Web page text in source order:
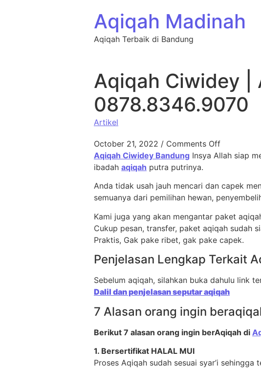
Aqiqah Madinah
Aqiqah Terbaik di Bandung
Aqiqah Ciwidey |
0878.8346.9070
Artikel
October 21, 2022 / Comments Off
Aqiqah Ciwidey Bandung Insya Allah siap
ibadah aqiqah putra putrinya.
Anda tidak usah jauh mencari dan capek
semuanya dari pemilihan hewan,
Kami juga yang akan mengantar paket
Cukup pesan, transfer, paket aqiqah sudah
Praktis, Gak pake ribet, gak pake capek.
Penjelasan Lengkap Terkait
Sebelum aqiqah, silahkan buka dahulu link
Dalil dan penjelasan seputar aqiqah
7 Alasan orang ingin
Berikut 7 alasan orang ingin berAqiqah di
1. Bersertifikat HALAL MUI
Proses Aqiqah sudah sesuai syar’i sehingga